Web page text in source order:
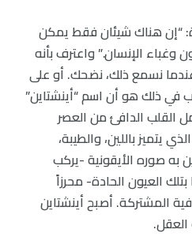
“إن هناك شيئان فقط يمكن
وغباء الإنسان.” واعترف بأنه
نسمع ذلك، نضحك. أو على
في ذلك هو أن اسم “أينشتاين”
القلب الدافئ من العصر
يتميز باللين، والطيبة،
به صوره الأيقونية -يركب
بتلك العيون الحادة- محرزاً
المشتركة. أصبح أينشتاين